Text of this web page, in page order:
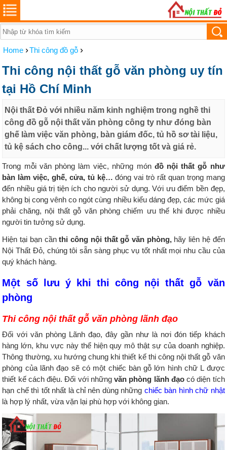
Home ›Thi công đồ gỗ ›
Thi công nội thất gỗ văn phòng uy tín
tại Hồ Chí Minh
Nội thất Đỏ với nhiều năm kinh nghiệm trong nghề thi
công đồ gỗ nội thất văn phòng công ty như đóng bàn
ghế làm việc văn phòng, bàn giám đốc, tủ hồ sơ tài liệu,
tủ kệ sách cho công... với chất lượng tốt và giá rẻ.
Trong mỗi văn phòng làm việc, những mónđồ nội thất gỗ như
bàn làm việc, ghế, cửa, tủ kệ…đóng vai trò rất quan trọng mang
đến nhiều giá trị tiện ích cho người sử dụng. Với ưu điểm bền đẹp,
không bị cong vênh co ngót cùng nhiều kiểu dáng đẹp, các mức giá
phải chăng, nội thất gỗ văn phòng chiếm ưu thế khi được nhiều
người tin tưởng sử dụng.
Hiện tại bạn cầnthi công nội thất gỗ văn phòng,hãy liên hệ đến
Nội Thất Đỏ, chúng tôi sẵn sàng phục vụ tốt nhất mọi nhu cầu của
quý khách hàng.
Một số lưu ý khi thi công nội thất gỗ văn
phòng
Thi công nội thất gỗ văn phòng lãnh đạo
Đối với văn phòng Lãnh đạo, đây gần như là nơi đón tiếp khách
hàng lớn, khu vực này thể hiện quy mô thật sự của doanh nghiệp.
Thông thường, xu hướng chung khi thiết kế thi công nội thất gỗ văn
phòng của lãnh đạo sẽ có một chiếc bàn gỗ lớn hình chữ L được
thiết kế cách điệu. Đối với nhữngvăn phòng lãnh đạocó diện tích
hạn chế thì tốt nhất là chỉ nên dùng những chiếc bàn hình chữ nhật
là hợp lý nhất, vừa vặn lại phù hợp với không gian.